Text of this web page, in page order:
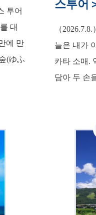
투어
대
에 만
(ゆふ
스투어
（
늘은 내가
카타 소매.
담아 두 손